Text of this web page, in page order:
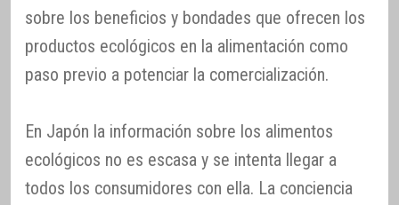
sobre los beneficios y bondades que ofrecen los
productos ecológicos en la alimentación como
paso previo a potenciar la comercialización.
En Japón la información sobre los alimentos
ecológicos no es escasa y se intenta llegar a
todos los consumidores con ella. La conciencia